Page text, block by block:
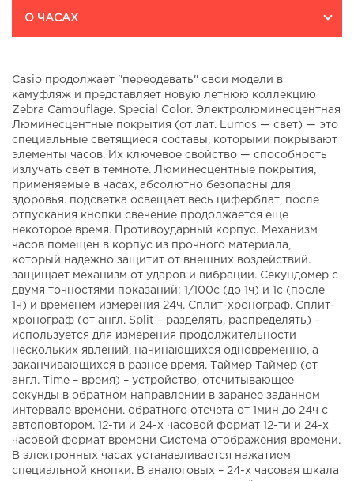
О ЧАСАХ
Casio продолжает ''переодевать'' свои модели в
камуфляж и представляет новую летнюю коллекцию
Zebra Camouflage. Special Color. Электролюминесцентная
Люминесцентные покрытия (от лат. Lumos — свет) — это
специальные светящиеся составы, которыми покрывают
элементы часов. Их ключевое свойство — способность
излучать свет в темноте. Люминесцентные покрытия,
применяемые в часах, абсолютно безопасны для
здоровья. подсветка освещает весь циферблат, после
отпускания кнопки свечение продолжается еще
некоторое время. Противоударный корпус. Механизм
часов помещен в корпус из прочного материала,
который надежно защитит от внешних воздействий.
защищает механизм от ударов и вибрации. Секундомер с
двумя точностями показаний: 1/100с (до 1ч) и 1с (после
1ч) и временем измерения 24ч. Сплит-хронограф. Сплит-
хронограф (от англ. Split – разделять, распределять) –
используется для измерения продолжительности
нескольких явлений, начинающихся одновременно, а
заканчивающихся в разное время. Таймер Таймер (от
англ. Time – время) – устройство, отсчитывающее
секунды в обратном направлении в заранее заданном
интервале времени. обратного отсчета от 1мин до 24ч с
автоповтором. 12-ти и 24-х часовой формат 12-ти и 24-х
часовой формат времени Система отображения времени.
В электронных часах устанавливается нажатием
специальной кнопки. В аналоговых – 24-х часовая шкала